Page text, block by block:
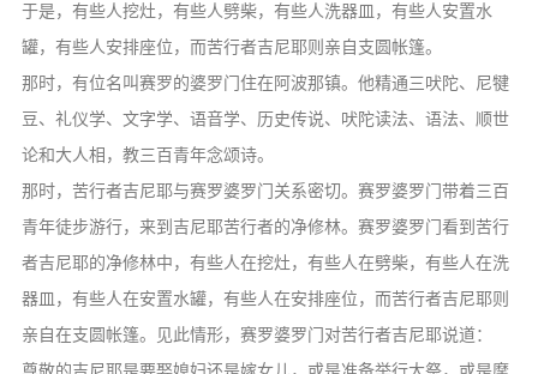
于是，有些人挖灶，有些人劈柴，有些人洗器皿，有些人安置水
罐，有些人安排座位，而苦行者吉尼耶则亲自支圆帐篷。
那时，有位名叫赛罗的婆罗门住在阿波那镇。他精通三吠陀、尼犍
豆、礼仪学、文字学、语音学、历史传说、吠陀读法、语法、顺世
论和大人相，教三百青年念颂诗。
那时，苦行者吉尼耶与赛罗婆罗门关系密切。赛罗婆罗门带着三百
青年徒步游行，来到吉尼耶苦行者的净修林。赛罗婆罗门看到苦行
者吉尼耶的净修林中，有些人在挖灶，有些人在劈柴，有些人在洗
器皿，有些人在安置水罐，有些人在安排座位，而苦行者吉尼耶则
亲自在支圆帐篷。见此情形，赛罗婆罗门对苦行者吉尼耶说道：